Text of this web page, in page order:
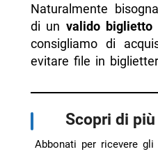
Naturalmente
di un valido biglietto
consigliamo di
evitare file in
Scopri di
Abbonati per ricevere